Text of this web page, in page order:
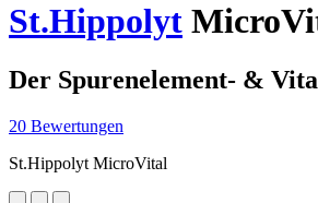
St.Hippolyt
Der Spurenelement- &
20 Bewertungen
St.Hippolyt MicroVital